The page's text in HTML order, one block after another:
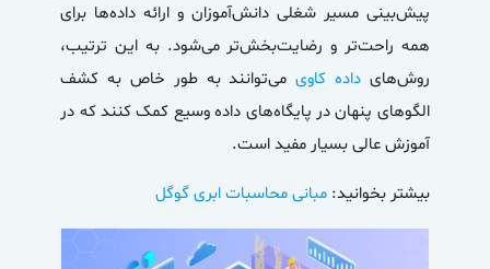
پیش‌بینی مسیر شغلی دانش‌آموزان و ارائه داده‌ها برای
همه راحت‌تر و رضایت‌بخش‌تر می‌شود. به این ترتیب،
روش‌هایداده کاویمی‌توانند به‌ طور خاص به کشف
الگوهای پنهان در پایگاه‌های داده وسیع کمک کنند که در
آموزش عالی بسیار مفید است.
بیشتر بخوانید:مبانی محاسبات ابری گوگل